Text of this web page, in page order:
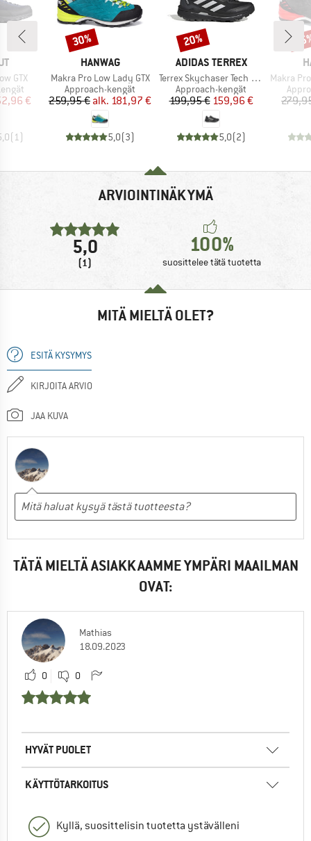
GTX
hinta
€
(1)
MERKKI
HANWAG
Tuote
Makra Pro Low Lady GTX
Tuoteryhmä
Approach-kengät
Hinta
259,95 € Alennettu hinta
alk. 181,97 €
5,0(3)
Alennus
30%
MERKKI
ADIDAS TERREX
Tuote
Terrex Skychaser Tech GTX
Tuoteryhmä
Approach-kengät
Hinta
199,95 €Alennettu hinta
159,96 €
5,0(2)
Alennus
20%
Tuote
Makra Pro
ARVIOINTINÄKYMÄ
5,0
(1)
100%
suosittelee tätä tuotetta
MITÄ MIELTÄ OLET?
ESITÄ KYSYMYS
KIRJOITA ARVIO
JAA KUVA
TÄTÄ MIELTÄ ASIAKKAAMME YMPÄRI MAAILMAN
OVAT:
Mathias
18.09.2023
0 0
HYVÄT PUOLET
KÄYTTÖTARKOITUS
Kyllä, suosittelisin tuotetta ystävälleni